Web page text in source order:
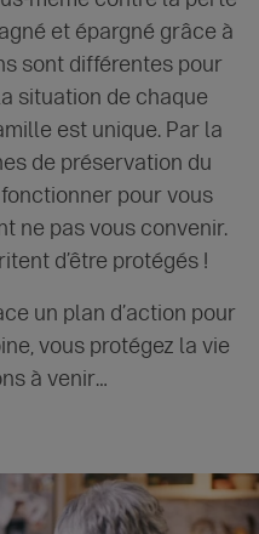
et épargné grâce à
sont différentes pour
situation de chaque
est unique. Par la
de préservation du
pour vous
ne pas vous convenir.
d’être protégés !
un plan d’action pour
vous protégez la vie
à venir…